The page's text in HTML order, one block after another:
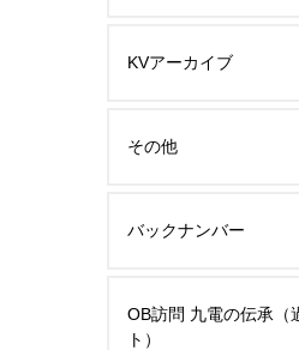
KVアーカイブ
その他
バックナンバー
OB訪問 九電の伝承（
ト）